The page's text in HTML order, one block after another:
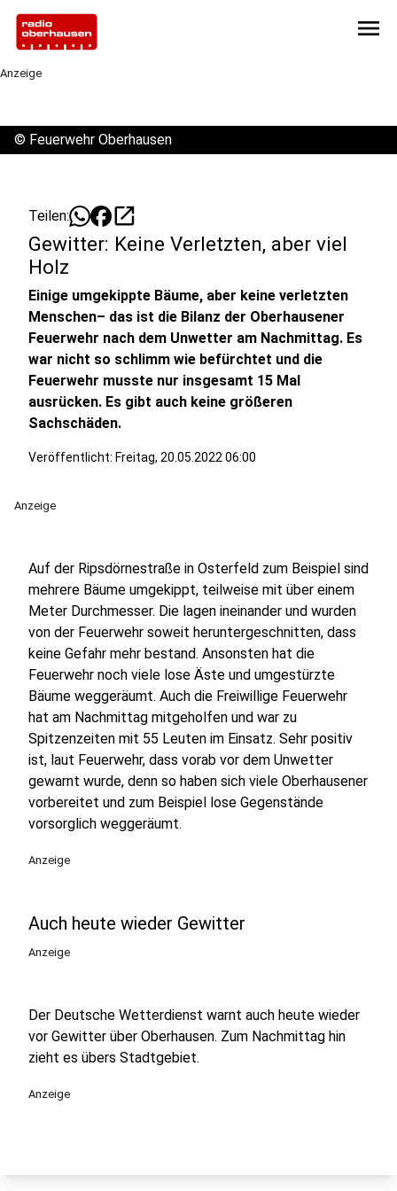
menu
Anzeige
© Feuerwehr Oberhausen
Teilen: open_in_new
Gewitter: Keine Verletzten, aber viel
Holz
Einige umgekippte Bäume, aber keine verletzten
Menschen– das ist die Bilanz der Oberhausener
Feuerwehr nach dem Unwetter am Nachmittag. Es
war nicht so schlimm wie befürchtet und die
Feuerwehr musste nur insgesamt 15 Mal
ausrücken. Es gibt auch keine größeren
Sachschäden.
Veröffentlicht: Freitag, 20.05.2022 06:00
Anzeige
Auf der Ripsdörnestraße in Osterfeld zum Beispiel sind
mehrere Bäume umgekippt, teilweise mit über einem
Meter Durchmesser. Die lagen ineinander und wurden
von der Feuerwehr soweit heruntergeschnitten, dass
keine Gefahr mehr bestand. Ansonsten hat die
Feuerwehr noch viele lose Äste und umgestürzte
Bäume weggeräumt. Auch die Freiwillige Feuerwehr
hat am Nachmittag mitgeholfen und war zu
Spitzenzeiten mit 55 Leuten im Einsatz. Sehr positiv
ist, laut Feuerwehr, dass vorab vor dem Unwetter
gewarnt wurde, denn so haben sich viele Oberhausener
vorbereitet und zum Beispiel lose Gegenstände
vorsorglich weggeräumt.
Anzeige
Auch heute wieder Gewitter
Anzeige
Der Deutsche Wetterdienst warnt auch heute wieder
vor Gewitter über Oberhausen. Zum Nachmittag hin
zieht es übers Stadtgebiet.
Anzeige